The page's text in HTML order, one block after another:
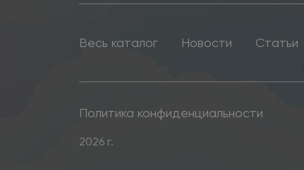
Весь каталог Новости Статьи
Политика конфиденциальности
2026 г.